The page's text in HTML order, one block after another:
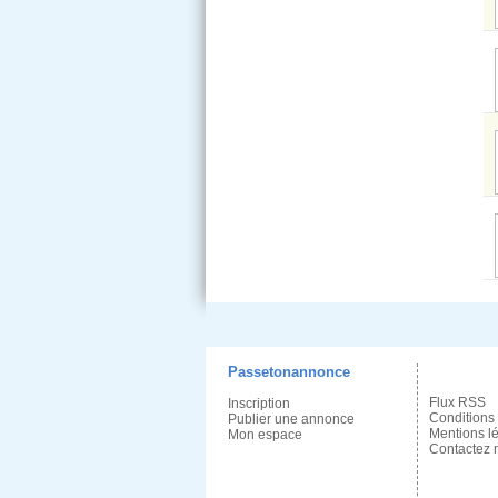
Passetonannonce
Inscription
Publier une annonce
Mon espace
Flux RSS
Conditions
Mentions
Contactez